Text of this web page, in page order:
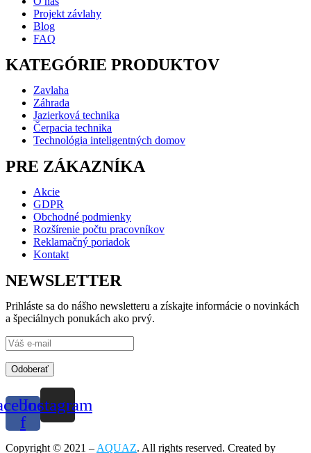
Projekt závlahy
Blog
FAQ
KATEGÓRIE PRODUKTOV
Zavlaha
Záhrada
Jazierková technika
Čerpacia technika
Technológia inteligentných domov
PRE ZÁKAZNÍKA
Akcie
GDPR
Obchodné podmienky
Rozšírenie počtu pracovníkov
Reklamačný poriadok
Kontakt
NEWSLETTER
Prihláste sa do nášho newsletteru a získajte informácie o novinkách
a špeciálnych ponukách ako prvý.
Odoberať
f
Instagram
Copyright © 2021 – AQUAZ. All rights reserved. Created by